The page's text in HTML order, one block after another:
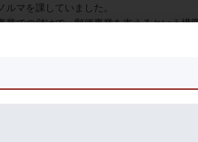
マを課していました。
での儲けで、郵便事業を支えるという構
こと。
用を悪用したと言われても仕方ないでしょ
う形態になっています。当然、専門知識は
な安易なセールス形態が維持されてきたわ